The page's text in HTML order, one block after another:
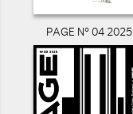
PAGE N° 04 2025